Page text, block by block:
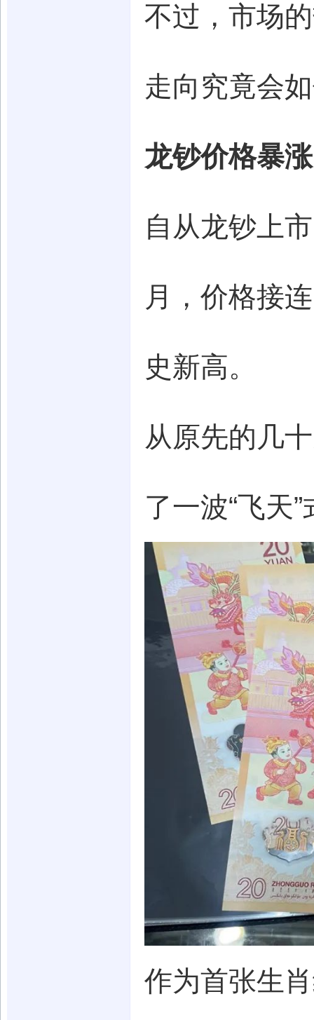
不过，市场
走向究竟会
龙钞价格暴
自从龙钞上
月，价格接
史新高。
从原先的几
了一波“飞天
作为首张生